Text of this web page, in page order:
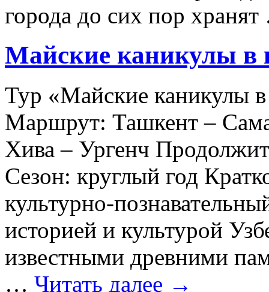
города до сих пор
Майские каникулы в
Тур «Майские каникулы в
Маршрут: Ташкент –
Хива – Ургенч
Сезон: круглый год
культурно-
историей и культурой
известными древними
… Читать далее →